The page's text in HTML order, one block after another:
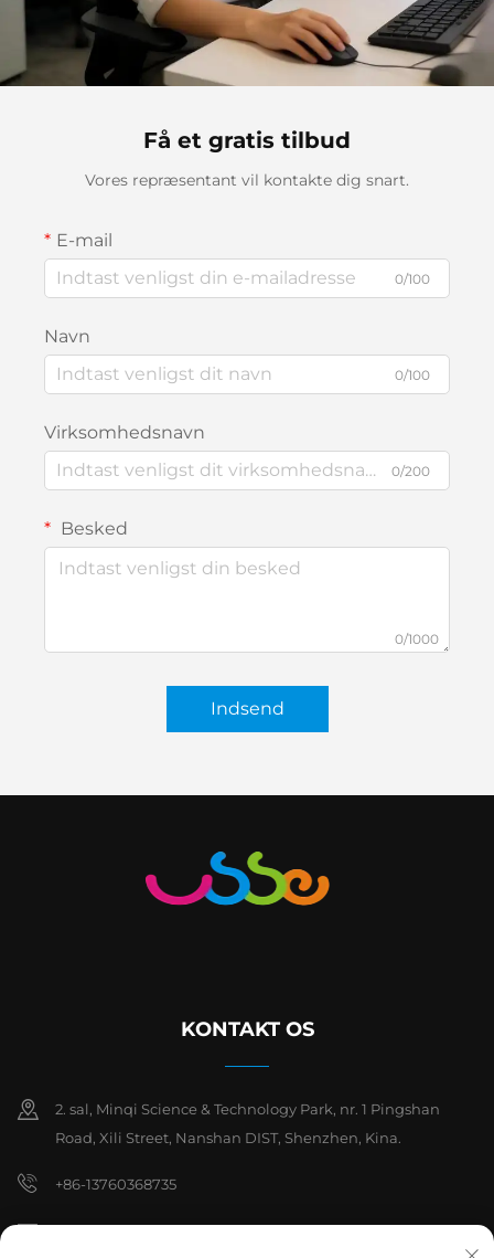
Få et gratis tilbud
Vores repræsentant vil kontakte dig snart.
E-mail
0/100
Navn
0/100
Virksomhedsnavn
0/200
Besked
0/1000
Indsend
KONTAKT OS
2. sal, Minqi Science & Technology Park, nr. 1 Pingshan
Road, Xili Street, Nanshan DIST, Shenzhen, Kina.
+86-13760368735